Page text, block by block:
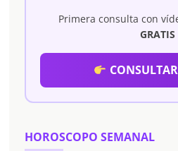
Primera consulta con
GRATIS
HOROSCOPO SEMANAL